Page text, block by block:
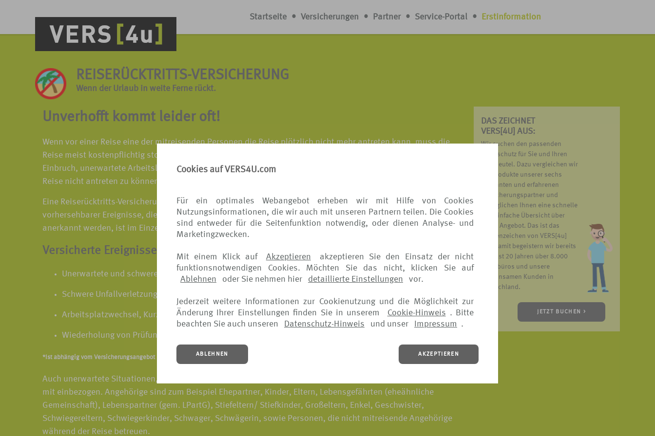
Cookies auf VERS4U.com
Für ein optimales Webangebot erheben wir mit Hilfe von Cookies
Nutzungsinformationen, die wir auch mit unseren Partnern teilen. Die Cookies
sind entweder für die Seitenfunktion notwendig, oder dienen Analyse- und
Marketingzwecken.
Mit einem Klick auf Akzeptieren
akzeptieren Sie den Einsatz der nicht
funktionsnotwendigen Cookies. Möchten Sie das nicht, klicken Sie auf
Ablehnen
oder Sie nehmen hier detaillierte Einstellungen vor.
Jederzeit weitere Informationen zur Cookienutzung und die Möglichkeit zur
Änderung Ihrer Einstellungen finden Sie in unserem
Cookie-Hinweis . Bitte
beachten Sie auch unseren
Datenschutz-Hinweis und unser Impressum .
ABLEHNEN AKZEPTIEREN
Startseite • Versicherungen • Partner • Service-Portal • Erstinformation
REISERÜCKTRITTS-VERSICHERUNG
Wenn der Urlaub in weite Ferne rückt.
Unverhofft kommt leider oft!
Wenn vor einer Reise eine der mitreisenden Personen die Reise plötzlich nicht mehr antreten kann, muss die
Reise meist kostenpflichtig storniert oder umgebucht werden. Krankheits- oder Todesfälle, Schwangerschaft,
Einbruch, unerwartete Arbeitslosigkeit, Jobwechsel oder eine Trennung - es gibt viele Gründe, eine geplante
Reise nicht antreten zu können.
Eine Reiserücktritts-Versicherung schützt alle Reisenden vor unerwarteten Kosten bei plötzlichem Eintreten nicht
vorhersehbarer Ereignisse, die zum Nicht-Antritt des Urlaubs führen. Welche Gründe als Versicherungsgründe
anerkannt werden, ist im Einzelfall zu prüfen.
Versicherte Ereignisse sind zum Beispiel*:
Unerwartete und schwere Erkrankung
Schwere Unfallverletzung, Tod, Impfunverträglichkeit
Arbeitsplatzwechsel, Kurzarbeit, Verlust des Arbeitsplatzes
Wiederholung von Prüfungen, Nichtversetzung
*Ist abhängig vom Versicherungsangebot und Versicherer. Details entnehmen Sie bitte den jeweiligen Versicherungsbedingungen.
Auch unerwartete Situationen, die bei Angehörigen der versicherten Personen eintreten, sind in die Versicherung
mit einbezogen. Angehörige sind zum Beispiel Ehepartner, Kinder, Eltern, Lebensgefährten (eheähnliche
Gemeinschaft), Lebenspartner (gem. LPartG), Stiefeltern/ Stiefkinder, Großeltern, Enkel, Geschwister,
Schwiegereltern, Schwiegerkinder, Schwager, Schwägerin, sowie Personen, die nicht mitreisende Angehörige
während der Reise betreuen.
DAS ZEICHNET
VERS[4U] AUS:
Wir suchen den passenden
Reiseschutz für Sie und Ihren
Geldbeutel. Dazu vergleichen wir
die Produkte unserer sechs
bekannten und erfahrenen
Versicherungspartner und
ermöglichen Ihnen eine schnelle
und einfache Übersicht über
unser Angebot. Das ist das
Markenzeichen von VERS[4u]
und damit begeistern wir bereits
seit fast 20 Jahren über 8.000
Reisebüros und unsere
gemeinsamen Kunden in
Deutschland.
JETZT BUCHEN >